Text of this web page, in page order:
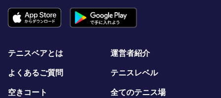
テニスベアとは 運営者紹介
よくあるご質問 テニスレベル
空きコート 全てのテニス場